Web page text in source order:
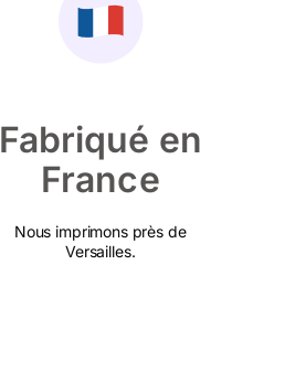
Fabriqué en
France
Nous imprimons près de
Versailles.